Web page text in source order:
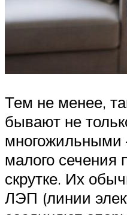
Тем не менее,
бывают не
многожильными
малого сечения
скрутке. Их
ЛЭП (линии